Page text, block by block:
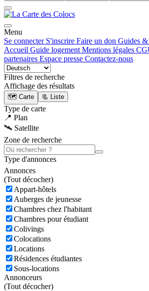
Menu
Se connecter S'inscrire Faire un don Guides
Accueil Guide logement Mentions légales
partenaires Espace presse Contactez-nous
Filtres de recherche
Affichage des résultats
🗺️ Carte 📃 Liste
Type de carte
📍 Plan
🛰️ Satellite
Zone de recherche
Type d'annonces
Annonces
(Tout décocher)
Appart-hôtels
Auberges de jeunesse
Chambres chez l'habitant
Chambres pour étudiant
Colivings
Colocations
Locations
Résidences étudiantes
Sous-locations
Annonceurs
(Tout décocher)